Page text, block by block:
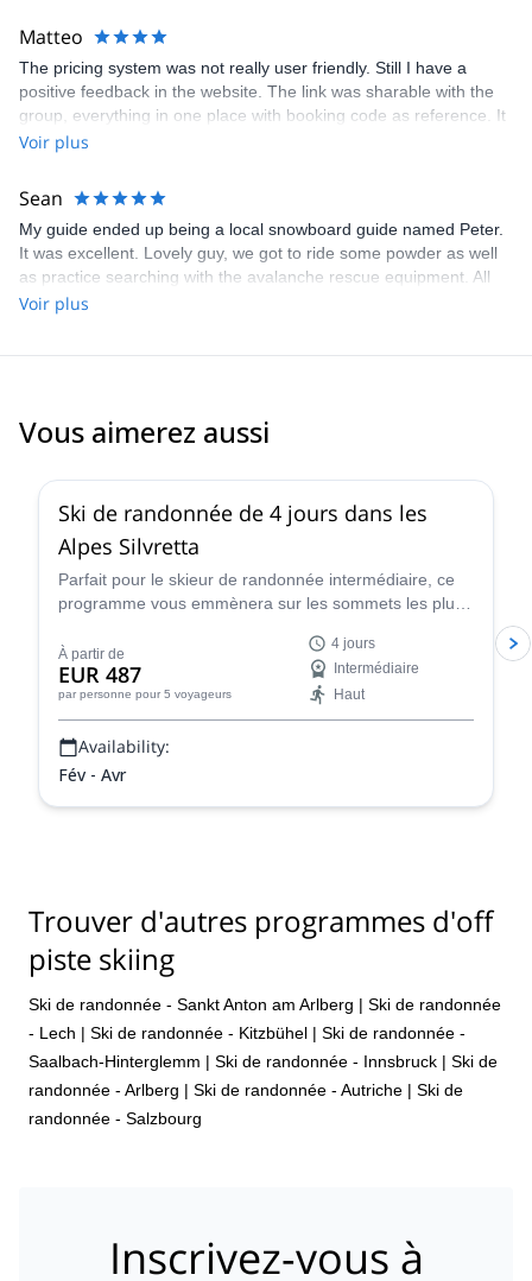
Matteo
The pricing system was not really user friendly. Still I have a
positive feedback in the website. The link was sharable with the
group, everything in one place with booking code as reference. It
was a positive experience for me. I'm happy. It was even easy to
Voir plus
Sean
My guide ended up being a local snowboard guide named Peter.
It was excellent. Lovely guy, we got to ride some powder as well
as practice searching with the avalanche rescue equipment. All
round good day. Would highly recommend
Voir plus
Vous aimerez aussi
Ski de randonnée de 4 jours dans les
Alpes Silvretta
Parfait pour le skieur de randonnée intermédiaire, ce
programme vous emmènera sur les sommets les plus
IFMGA.
À partir de
EUR 487
par personne pour 5 voyageurs
4 jours
Intermédiaire
Haut
Availability:
Fév - Avr
Trouver d'autres programmes d'off
piste skiing
Ski de randonnée - Sankt Anton am Arlberg | Ski de randonnée
- Lech | Ski de randonnée - Kitzbühel | Ski de randonnée -
Saalbach-Hinterglemm | Ski de randonnée - Innsbruck | Ski de
randonnée - Arlberg | Ski de randonnée - Autriche | Ski de
randonnée - Salzbourg
Inscrivez-vous à